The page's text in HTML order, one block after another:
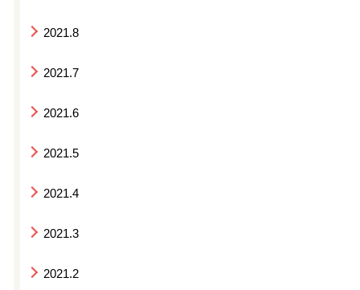
2021.8
2021.7
2021.6
2021.5
2021.4
2021.3
2021.2